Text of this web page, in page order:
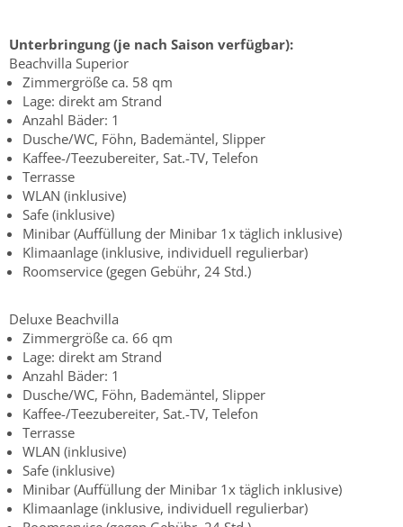
Unterbringung (je nach Saison verfügbar):
Beachvilla Superior
Zimmergröße ca. 58 qm
Lage: direkt am Strand
Anzahl Bäder: 1
Dusche/WC, Föhn, Bademäntel, Slipper
Kaffee-/Teezubereiter, Sat.-TV, Telefon
Terrasse
WLAN (inklusive)
Safe (inklusive)
Minibar (Auffüllung der Minibar 1x täglich inklusive)
Klimaanlage (inklusive, individuell regulierbar)
Roomservice (gegen Gebühr, 24 Std.)
Deluxe Beachvilla
Zimmergröße ca. 66 qm
Lage: direkt am Strand
Anzahl Bäder: 1
Dusche/WC, Föhn, Bademäntel, Slipper
Kaffee-/Teezubereiter, Sat.-TV, Telefon
Terrasse
WLAN (inklusive)
Safe (inklusive)
Minibar (Auffüllung der Minibar 1x täglich inklusive)
Klimaanlage (inklusive, individuell regulierbar)